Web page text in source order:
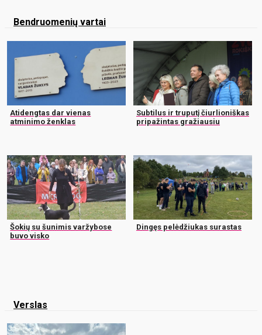
Bendruomenių vartai
Atidengtas dar vienas
atminimo ženklas
Subtilus ir truputį čiurlioniškas
pripažintas gražiausiu
Šokių su šunimis varžybose
buvo visko
Dingęs pelėdžiukas surastas
Verslas